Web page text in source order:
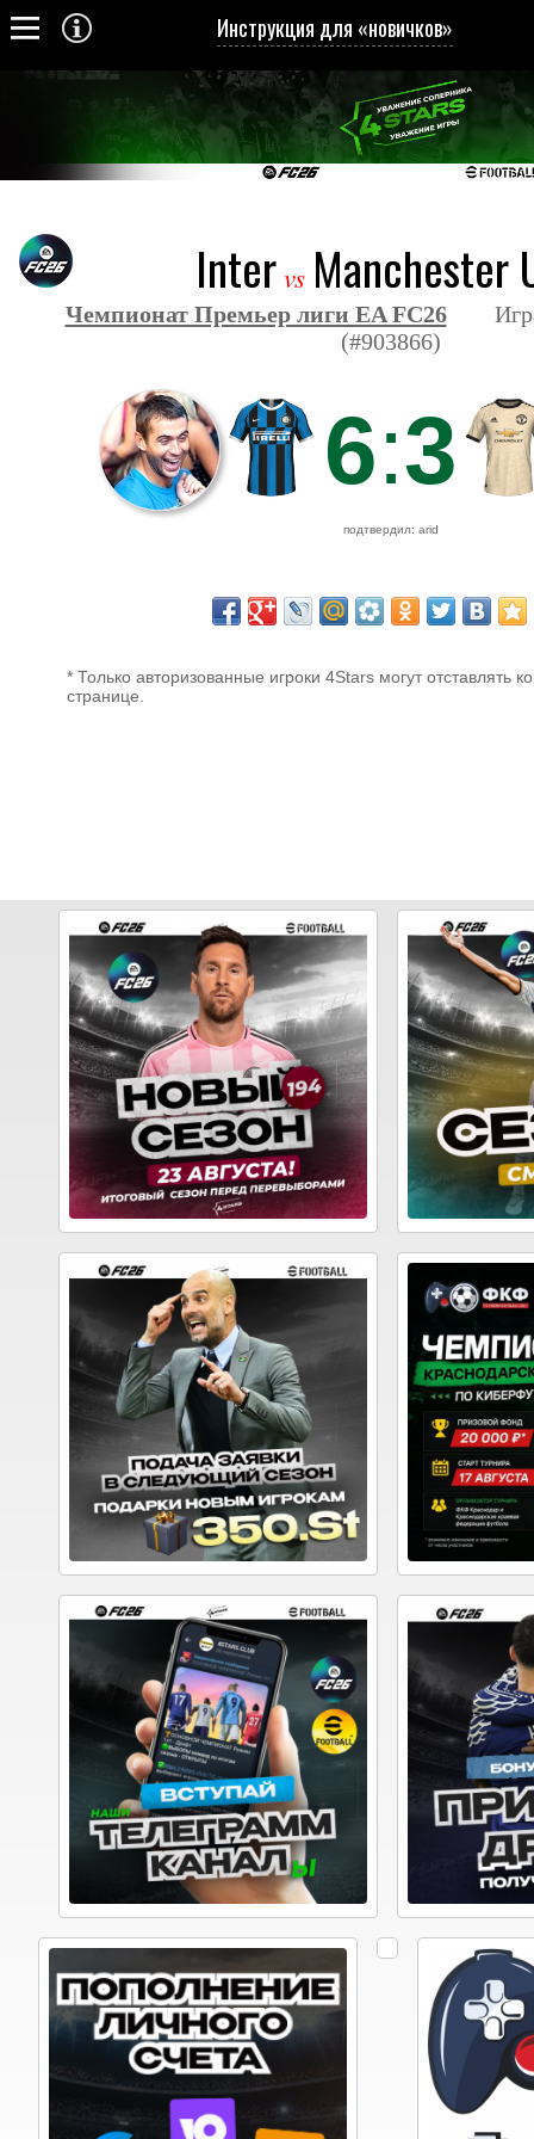
Инструкция для «новичков»
Intervs Manchester
Чемпионат Премьер лиги EA FC26Игра
(#903866)
6:3
подтвердил: arid
* Только авторизованные игроки 4Stars могут отставлять
странице.